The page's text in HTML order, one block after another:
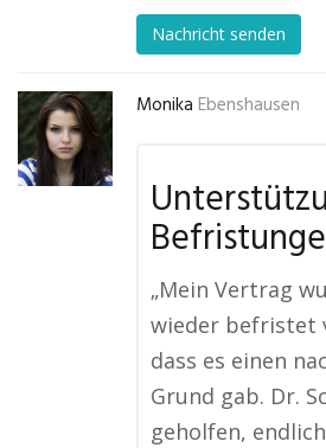
Nachricht senden
Monika Ebenshausen
„Mein Vertrag
wieder befristet
dass es einen
Grund gab. Dr.
geholfen,